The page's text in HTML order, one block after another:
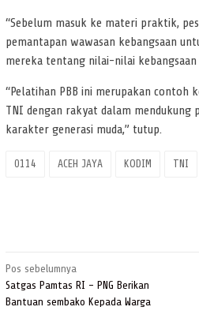
“Sebelum masuk ke materi praktik,
pemantapan wawasan kebangsaan
mereka tentang nilai-nilai kebangsaan
“Pelatihan PBB ini merupakan contoh
TNI dengan rakyat dalam mendukung
karakter generasi muda,” tutup.
0114 ACEH JAYA KODIM TNI
Navigasi
pos
Pos sebelumnya
Satgas Pamtas RI – PNG Berikan
Bantuan sembako Kepada Warga